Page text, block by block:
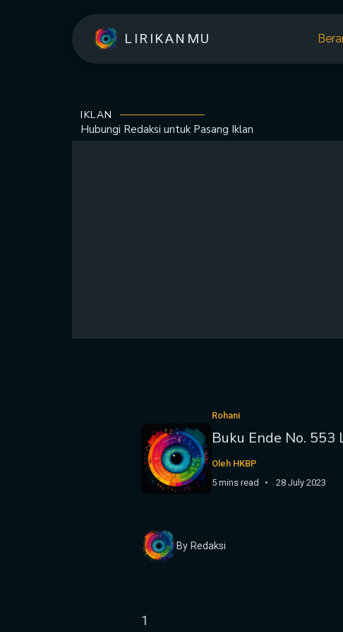
LIRIKANMU
IKLAN
Hubungi Redaksi untuk Pasang Iklan
Rohani
Buku Ende No. 553
Oleh HKBP
5 mins read
28 July 2023
By Redaksi
1